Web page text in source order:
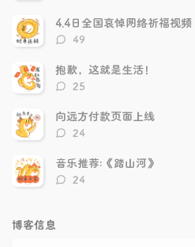
数：
4.4日全国哀悼网络祈福视频
评
数：
49
抱歉，这就是生活！
评
数：
25
向远方付款页面上线
评
数：
24
音乐推荐:《踏山河》
评
24
博客信息